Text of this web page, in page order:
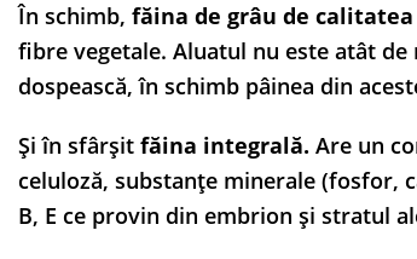
În schimb, făina de grâu de calitatea
fibre vegetale. Aluatul nu este atât
dospească, în schimb pâinea din
Și în sfârșit făina integrală. Are un
celuloză, substanțe minerale (fosfor,
B, E ce provin din embrion și stratul